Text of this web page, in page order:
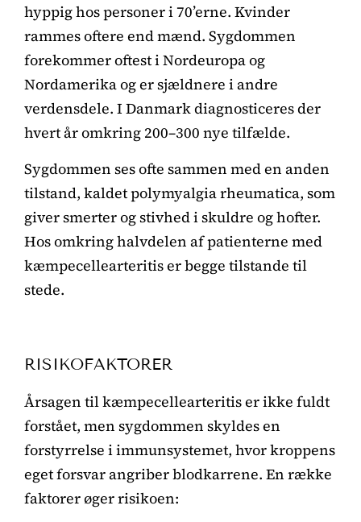
hyppig hos personer i 70’erne. Kvinder
rammes oftere end mænd. Sygdommen
forekommer oftest i Nordeuropa og
Nordamerika og er sjældnere i andre
verdensdele. I Danmark diagnosticeres der
hvert år omkring 200–300 nye tilfælde.
Sygdommen ses ofte sammen med en anden
tilstand, kaldet polymyalgia rheumatica, som
giver smerter og stivhed i skuldre og hofter.
Hos omkring halvdelen af patienterne med
kæmpecellearteritis er begge tilstande til
stede.
RISIKOFAKTORER
Årsagen til kæmpecellearteritis er ikke fuldt
forstået, men sygdommen skyldes en
forstyrrelse i immunsystemet, hvor kroppens
eget forsvar angriber blodkarrene. En række
faktorer øger risikoen: